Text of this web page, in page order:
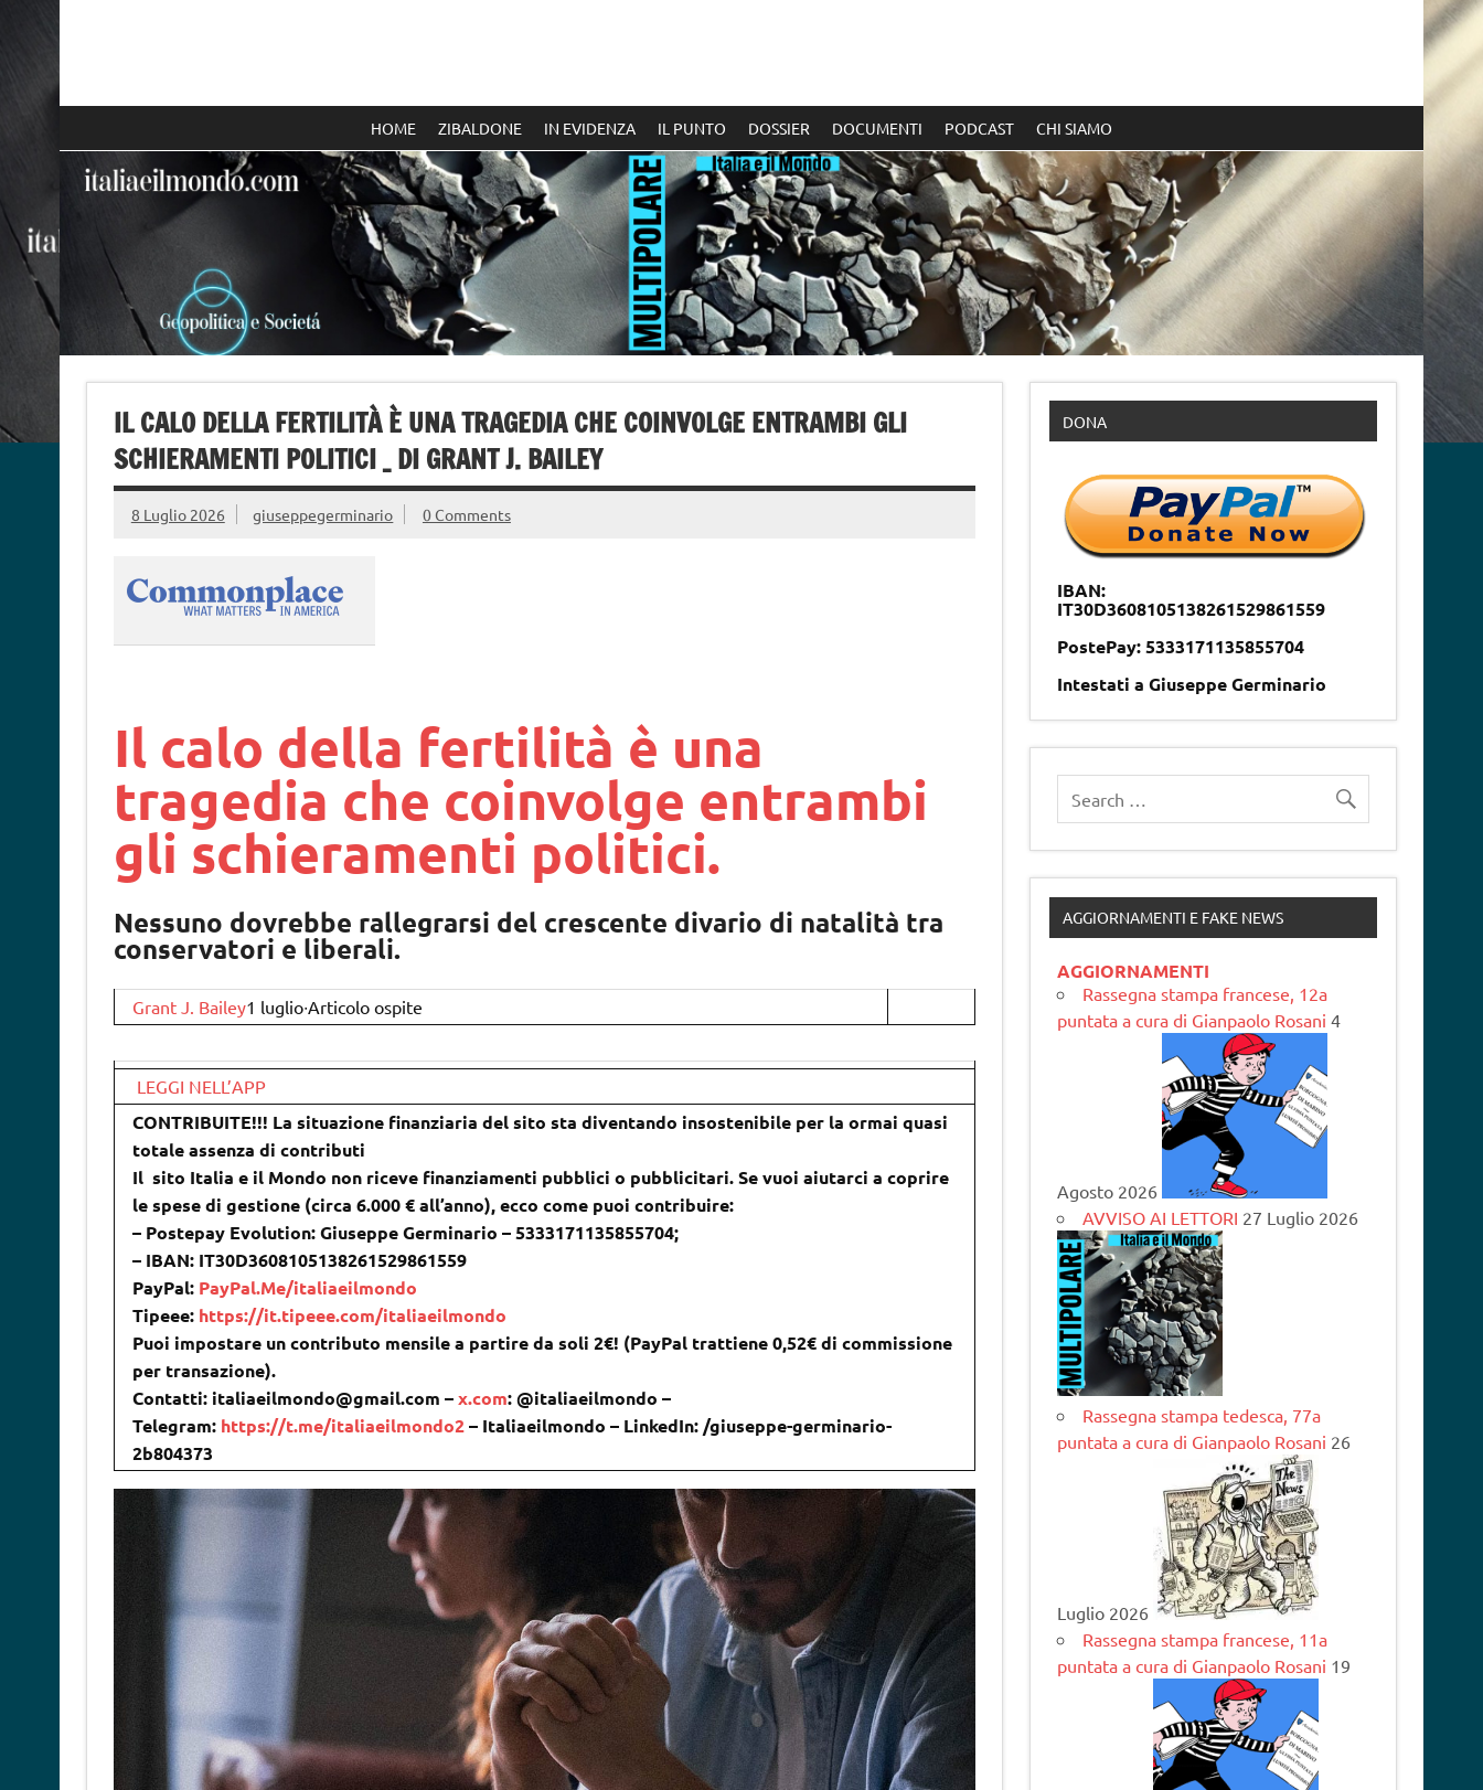
HOME ZIBALDONE IN EVIDENZA IL PUNTO DOSSIER DOCUMENTI PODCAST CHI SIAMO
IL CALO DELLA FERTILITÀ È UNA TRAGEDIA CHE COINVOLGE ENTRAMBI GLI
SCHIERAMENTI POLITICI _ DI GRANT J. BAILEY
8 Luglio 2026 giuseppegerminario 0 Comments
Il calo della fertilità è una
tragedia che coinvolge entrambi
gli schieramenti politici.
Nessuno dovrebbe rallegrarsi del crescente divario di natalità tra
conservatori e liberali.
Grant J. Bailey1 luglio∙Articolo ospite
LEGGI NELL’APP
CONTRIBUITE!!! La situazione finanziaria del sito sta diventando insostenibile per la ormai quasi
totale assenza di contributi
Il sito Italia e il Mondo non riceve finanziamenti pubblici o pubblicitari. Se vuoi aiutarci a coprire
le spese di gestione (circa 6.000 € all’anno), ecco come puoi contribuire:
– Postepay Evolution: Giuseppe Germinario – 5333171135855704;
– IBAN: IT30D3608105138261529861559
PayPal: PayPal.Me/italiaeilmondo
Tipeee: https://it.tipeee.com/italiaeilmondo
Puoi impostare un contributo mensile a partire da soli 2€! (PayPal trattiene 0,52€ di commissione
per transazione).
Contatti: italiaeilmondo@gmail.com –x.com: @italiaeilmondo –
Telegram: https://t.me/italiaeilmondo2– Italiaeilmondo – LinkedIn: /giuseppe-germinario-
2b804373
DONA
IBAN:
IT30D3608105138261529861559
PostePay: 5333171135855704
Intestati a Giuseppe Germinario
AGGIORNAMENTI E FAKE NEWS
AGGIORNAMENTI
Rassegna stampa francese, 12a
puntata a cura di Gianpaolo Rosani 4
Agosto 2026
AVVISO AI LETTORI 27 Luglio 2026
Rassegna stampa tedesca, 77a
puntata a cura di Gianpaolo Rosani 26
Luglio 2026
Rassegna stampa francese, 11a
puntata a cura di Gianpaolo Rosani 19